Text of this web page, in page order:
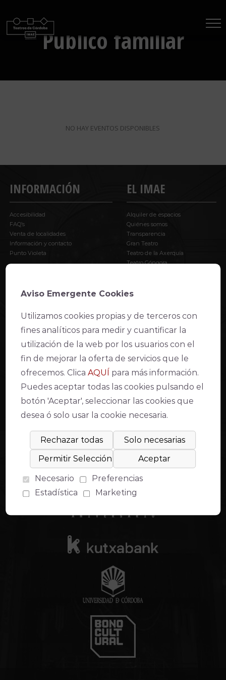
contenidoPúblico familiar
NO HAY EVENTOS DISPONIBLES
INFORMACIÓN
Accesibilidad
FAQ’s
Venta de localidades
Información y contacto
Punto Violeta
AVISO LEGAL
Declaración de accesibilidad web
Condiciones de venta y acceso
Aviso Legal
Política de cookies
Compromiso con la protección de datos personales
Inventario de actividades de tratamiento
Modo lectura fácil
EL IMAE
Alquiler de espacios
Quiénes somos
Transparencia
Gran Teatro
Teatro de la Axerquía
Teatro Góngora
Aviso Emergente Cookies
Utilizamos cookies propias y de terceros con
fines analíticos para medir y cuantificar la
utilización de la web por los usuarios con el
fin de mejorar la oferta de servicios que le
ofrecemos. ClicaAQUÍ
para más información.
Puedes aceptar todas las cookies pulsando el
botón 'Aceptar', seleccionar las cookies que
desea ó solo usar la cookie necesaria.
Necesario
Preferencias
Estadística
Marketing